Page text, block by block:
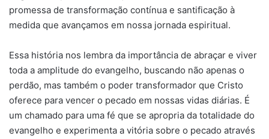
promessa de transformação contínua e santificação à
medida que avançamos em nossa jornada espiritual.
Essa história nos lembra da importância de abraçar e viver
toda a amplitude do evangelho, buscando não apenas o
perdão, mas também o poder transformador que Cristo
oferece para vencer o pecado em nossas vidas diárias. É
um chamado para uma fé que se apropria da totalidade do
evangelho e experimenta a vitória sobre o pecado através